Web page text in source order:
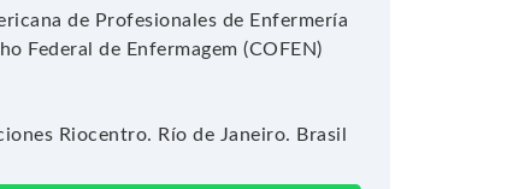
de Profesionales de Enfermería
Federal de Enfermagem (COFEN)
Riocentro. Río de Janeiro. Brasil